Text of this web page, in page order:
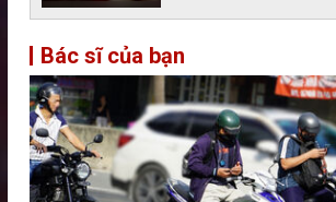
ca bệnh nghi do rết,
ruồi chui vào tai
Vaccine ung thư Nga
có kết quả khả quan
bước đầu: Chuyên gia
ung bướu nói gì?
Bác sĩ của bạn